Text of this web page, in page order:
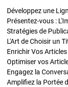
Développez une
Présentez-vous :
L'Art de Choisir un
Optimiser vos
Engagez la
Amplifiez la Portée